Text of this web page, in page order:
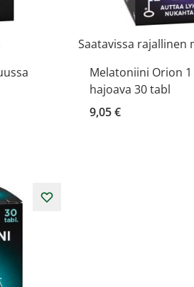
Saatavissa rajallinen
Melatoniini Orion
hajoava 30 tabl
9,05 €